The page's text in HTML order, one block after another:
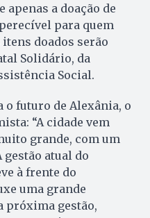
a doação de
para quem
doados serão
Solidário, da
Social.
o futuro de Alexânia, o
“A cidade vem
grande, com um
atual do
à frente do
uma grande
próxima gestão,